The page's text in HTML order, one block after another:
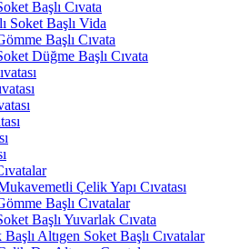
Başlı Cıvata
Soket Başlı Vida
Başlı Cıvata
Düğme Başlı Cıvata
Çelik Yapı Cıvatası
Başlı Cıvatalar
Başlı Yuvarlak Cıvata
Altıgen Soket Başlı Cıvatalar